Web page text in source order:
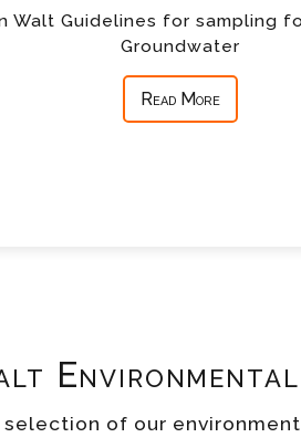
Walt Guidelines for sampling
Groundwater
Read More
Environmental
selection of our